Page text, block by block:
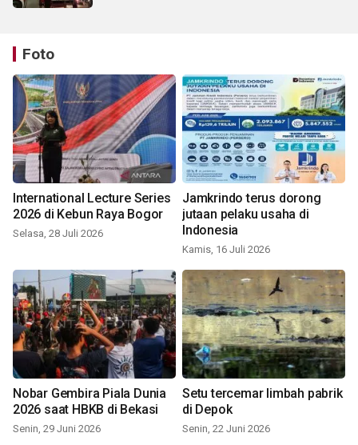
Foto
International Lecture Series
2026 di Kebun Raya Bogor
Selasa, 28 Juli 2026
Jamkrindo terus dorong
jutaan pelaku usaha di
Indonesia
Kamis, 16 Juli 2026
Nobar Gembira Piala Dunia
2026 saat HBKB di Bekasi
Senin, 29 Juni 2026
Setu tercemar limbah pabrik
di Depok
Senin, 22 Juni 2026